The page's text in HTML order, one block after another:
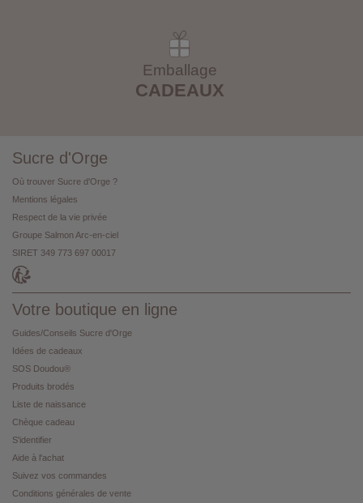
Emballage
CADEAUX
Sucre d'Orge
Où trouver Sucre d'Orge ?
Mentions légales
Respect de la vie privée
Groupe Salmon Arc-en-ciel
SIRET 349 773 697 00017
Votre boutique en ligne
Guides/Conseils Sucre d'Orge
Idées de cadeaux
SOS Doudou®
Produits brodés
Liste de naissance
Chèque cadeau
S'identifier
Aide à l'achat
Suivez vos commandes
Conditions générales de vente